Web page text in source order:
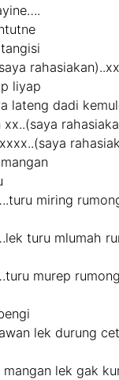
liyap
lateng dadi
miring
turu mlumah
murep
lek durung
lek gak